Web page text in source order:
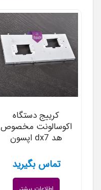
کرییج دستگاه
اکوسالونت مخصوص
هد dx7 اپسون
تماس بگیرید